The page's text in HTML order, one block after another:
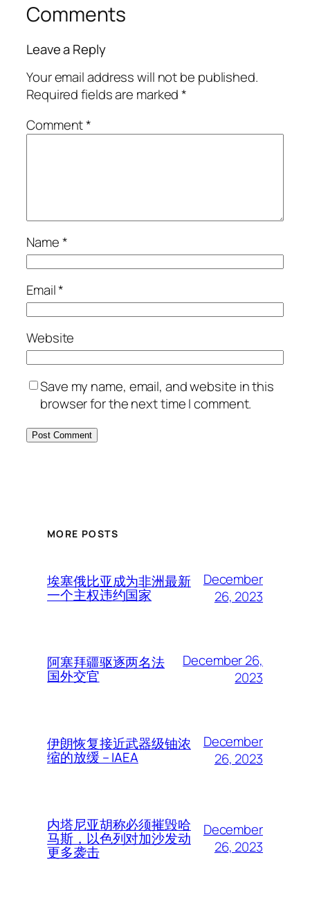
Comments
Leave a Reply
Your email address will not be published.
Required fields are marked*
Comment*
Name*
Email*
Website
Save my name, email, and website in this
browser for the next time I comment.
MORE POSTS
埃塞俄比亚成为非洲最新
一个主权违约国家
December
26, 2023
阿塞拜疆驱逐两名法
国外交官
December 26,
2023
伊朗恢复接近武器级铀浓
缩的放缓 – IAEA
December
26, 2023
内塔尼亚胡称必须摧毁哈
马斯，以色列对加沙发动
更多袭击
December
26, 2023